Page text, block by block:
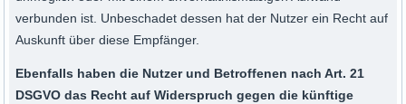
verbunden ist. Unbeschadet dessen hat der Nutzer ein Recht auf
Auskunft über diese Empfänger.
Ebenfalls haben die Nutzer und Betroffenen nach Art. 21
DSGVO das Recht auf Widerspruch gegen die künftige